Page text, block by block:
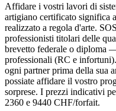
Affidare i vostri lavori di
artigiano certificato significa
realizzato a regola d'arte.
professionisti titolari delle
brevetto federale o diploma
professionali (RC e
ogni partner prima della sua
possiate affidare il vostro
sorprese. I prezzi indicativi
2360 e 9440 CHF/forfait.